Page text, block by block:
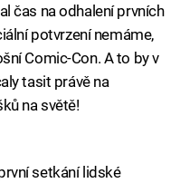
čas na odhalení prvních
potvrzení nemáme,
Comic-Con. A to by v
tasit právě na
na světě!
setkání lidské